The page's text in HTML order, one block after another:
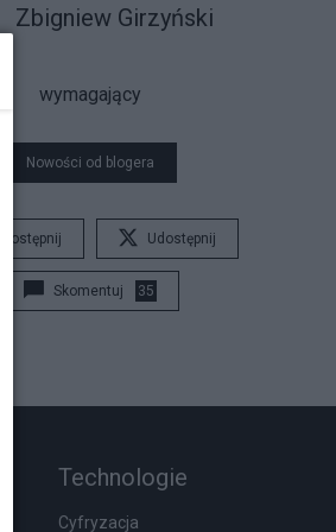
Zbigniew Girzyński
wymagający
Nowości od blogera
Udostępnij Udostępnij
Skomentuj 35
Technologie
Cyfryzacja